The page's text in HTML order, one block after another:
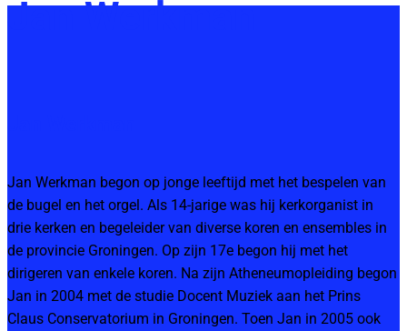
Jan Werkman
Jan Werkman begon op jonge leeftijd met het bespelen van
de bugel en het orgel. Als 14-jarige was hij kerkorganist in
drie kerken en begeleider van diverse koren en ensembles in
de provincie Groningen. Op zijn 17e begon hij met het
dirigeren van enkele koren. Na zijn Atheneumopleiding begon
Jan in 2004 met de studie Docent Muziek aan het Prins
Claus Conservatorium in Groningen. Toen Jan in 2005 ook